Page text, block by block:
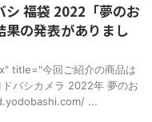
シ 福袋 2022「夢のお
果の発表がありまし
title="今回ご紹介の商品は
バシカメラ 2022年 夢のお
...